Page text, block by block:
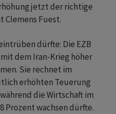
jetzt der richtige
Clemens Fuest.
dürfte: Die EZB
dem Iran-Krieg höher
Sie rechnet im
erhöhten Teuerung
die Wirtschaft im
Prozent wachsen dürfte.